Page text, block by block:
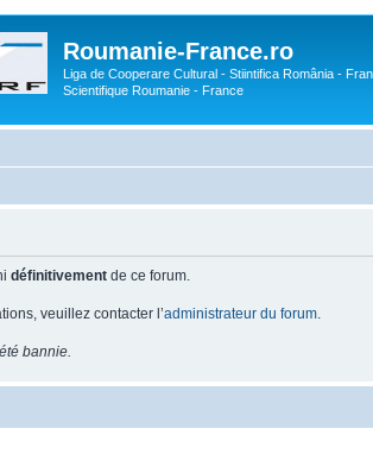
Roumanie-France.ro
Liga de Cooperare Cultural - Stiintifica România -
Scientifique Roumanie - France
définitivement de ce forum.
veuillez contacter l’administrateur du forum
bannie.